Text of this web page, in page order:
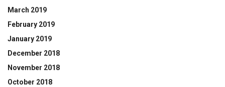
March 2019
February 2019
January 2019
December 2018
November 2018
October 2018